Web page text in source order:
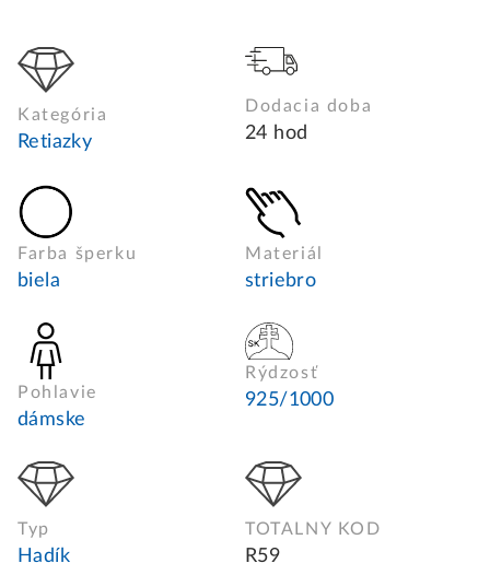
Kategória
Retiazky
Dodacia doba
24 hod
Farba šperku
biela
Materiál
striebro
Pohlavie
dámske
Rýdzosť
925/1000
Typ
Hadík
TOTALNY KOD
R59